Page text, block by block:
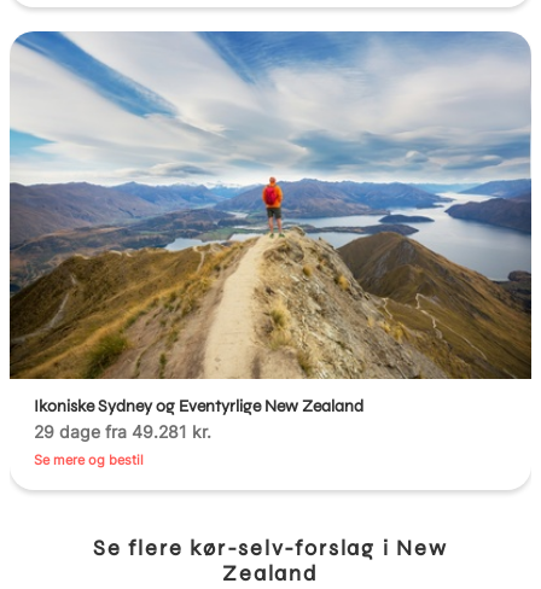
Ikoniske Sydney og Eventyrlige New Zealand
29 dage fra 49.281 kr.
Se mere og bestil
Se flere kør-selv-forslag i New
Zealand